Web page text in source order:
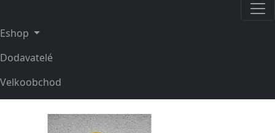
Eshop
Dodavatelé
Velkoobchod